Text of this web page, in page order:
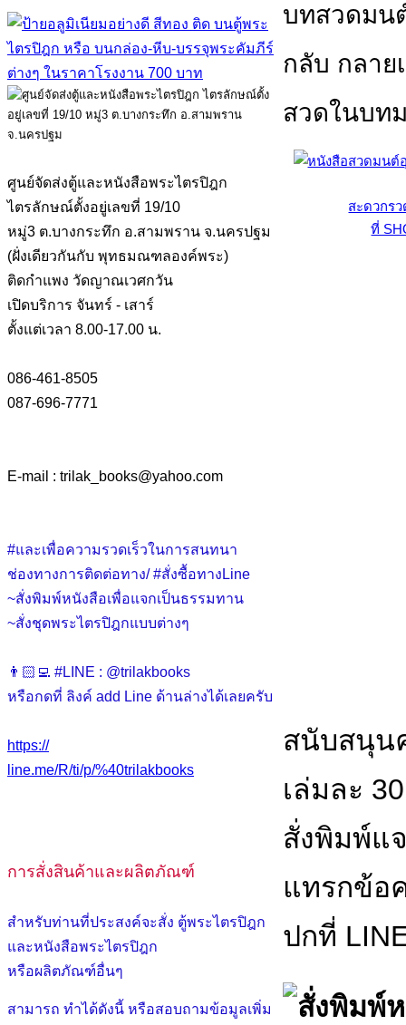
ศูนย์จัดส่งตู้และหนังสือพระไตรปิฎก
ไตรลักษณ์ตั้งอยู่เลขที่ 19/10
หมู่3 ต.บางกระทึก อ.สามพราน จ.นครปฐม
(ฝั่งเดียวกันกับ พุทธมณฑลองค์พระ)
ติดกำแพง วัดญาณเวศกวัน
เปิดบริการ จันทร์ - เสาร์
ตั้งแต่เวลา 8.00-17.00 น.
086-461-8505
087-696-7771
E-mail : trilak_books@yahoo.com
#และเพื่อความรวดเร็วในการสนทนา
ช่องทางการติดต่อทาง/ #สั่งซื้อทางLine
~สั่งพิมพ์หนังสือเพื่อแจกเป็นธรรมทาน
~สั่งชุดพระไตรปิฎกแบบต่างๆ
👨🏻‍💻 #LINE : @trilakbooks
หรือกดที่ ลิงค์ add Line ด้านล่างได้เลยครับ
https://
line.me/R/ti/p/%40trilakbooks
การสั่งสินค้าและผลิตภัณฑ์
สำหรับท่านที่ประสงค์จะสั่ง ตู้พระไตรปิฎก
และหนังสือพระไตรปิฎก
หรือผลิตภัณฑ์อื่นๆ
สามารถ ทำได้ดังนี้ หรือสอบถามข้อมูลเพิ่ม
บทสวดมน
กลับ กลาย
สวดในบท
สะดวกร
ที่
สนับสนุน
เล่มละ
สั่งพิมพ์แ
แทรกข้อ
ปกที่